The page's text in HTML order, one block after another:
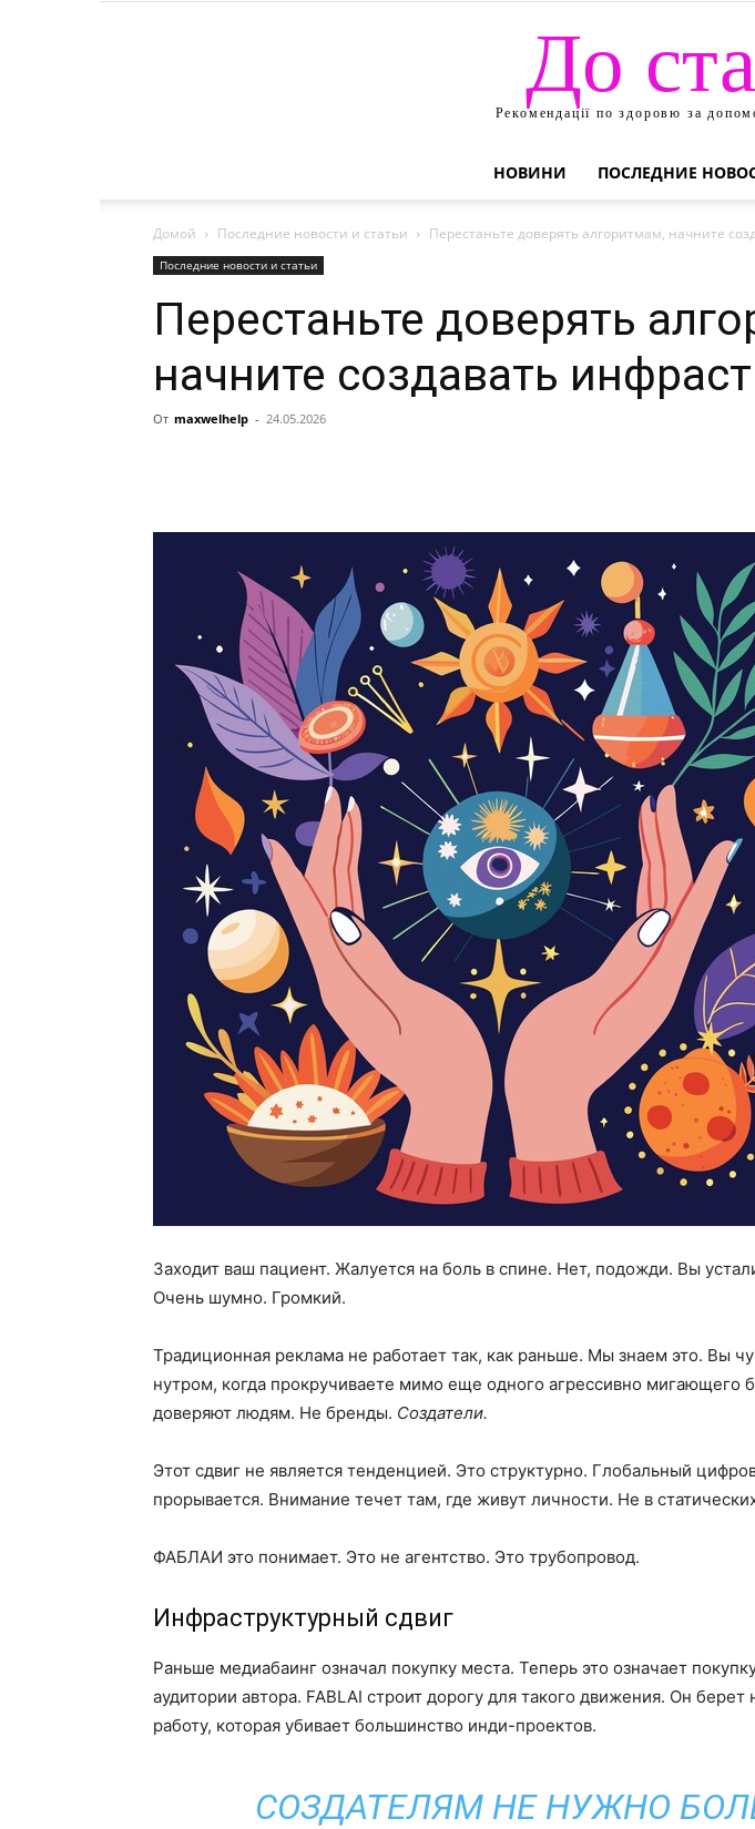
До
Рекомендації по здоровю за
НОВИНИ ПОСЛЕДНИЕ
Домой Последние новости и статьи Перестаньте доверять алгоритмам, начните
Последние новости и статьи
Перестаньте доверять
начните создавать
От maxwelhelp - 24.05.2026
Заходит ваш пациент. Жалуется на боль в спине. Нет, подожди. Вы
Очень шумно. Громкий.
Традиционная реклама не работает так, как раньше. Мы знаем это. Вы
нутром, когда прокручиваете мимо еще одного агрессивно мигающего
доверяют людям. Не бренды. Создатели.
Этот сдвиг не является тенденцией. Это структурно. Глобальный
прорывается. Внимание течет там, где живут личности. Не в
ФАБЛАИ это понимает. Это не агентство. Это трубопровод.
Инфраструктурный сдвиг
Раньше медиабаинг означал покупку места. Теперь это означает
аудитории автора. FABLAI строит дорогу для такого движения. Он
работу, которая убивает большинство инди-проектов.
СОЗДАТЕЛЯМ НЕ НУЖНО